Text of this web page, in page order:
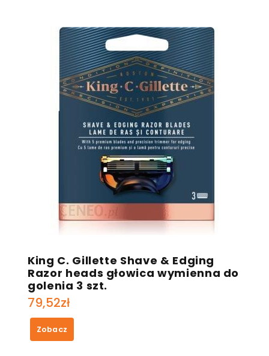
King C. Gillette Shave & Edging
Razor heads głowica wymienna do
golenia 3 szt.
79,52zł
Zobacz